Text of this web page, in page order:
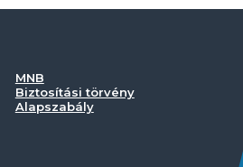
MNB
Biztosítási törvény
Alapszabály